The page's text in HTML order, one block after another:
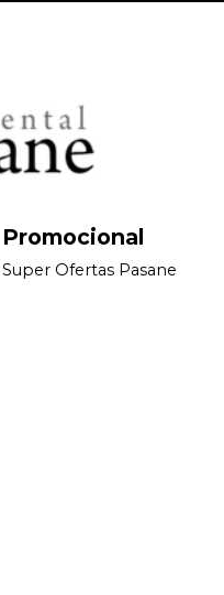
Promocional
Super Ofertas Pasane